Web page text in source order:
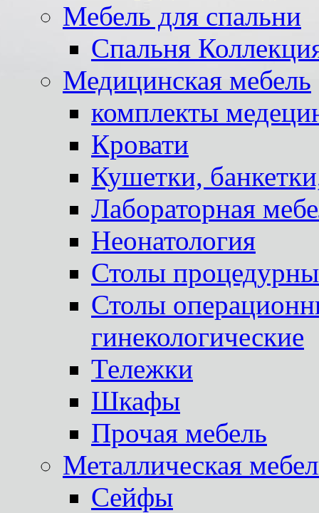
Мебель для спальни
Спальня
Медицинская мебель
комплекты
Кровати
Кушетки,
Лабораторная
Неонатология
Столы
Столы
гинекологические
Тележки
Шкафы
Прочая мебель
Металлическая
Сейфы